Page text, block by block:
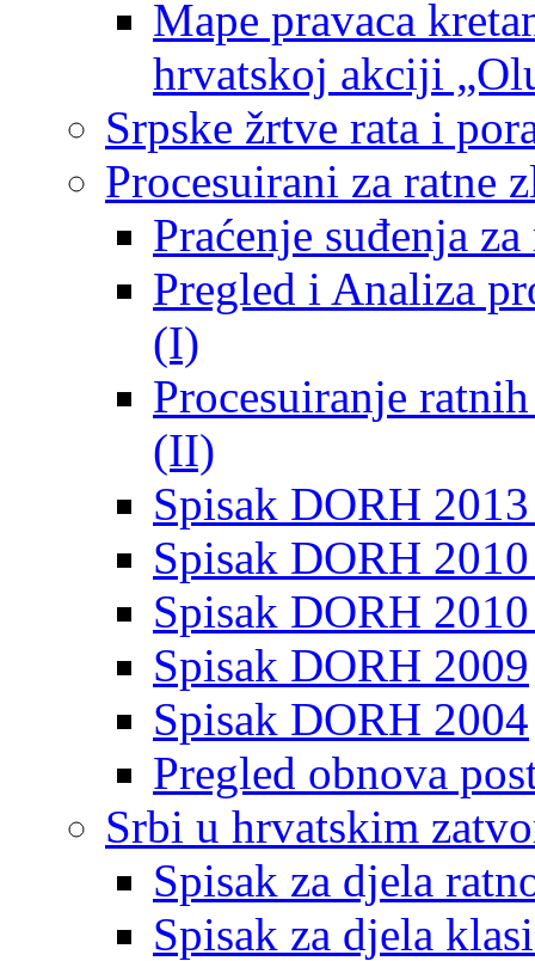
Mape pravaca
hrvatskoj akciji
Srpske žrtve rata i
Procesuirani za ratne
Praćenje suđenja
Pregled i Analiza
(I)
Procesuiranje
(II)
Spisak DORH
Spisak DORH
Spisak DORH
Spisak DORH 2009
Spisak DORH 2004
Pregled obnova
Srbi u hrvatskim
Spisak za djela
Spisak za djela